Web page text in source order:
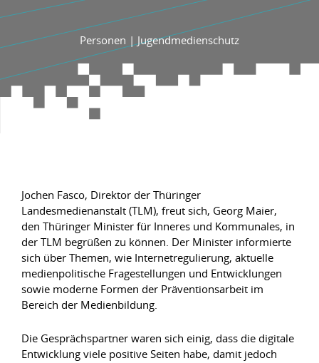
Personen |Jugendmedienschutz
Jochen Fasco, Direktor der Thüringer
Landesmedienanstalt (TLM), freut sich, Georg Maier,
den Thüringer Minister für Inneres und Kommunales, in
der TLM begrüßen zu können. Der Minister informierte
sich über Themen, wie Internetregulierung, aktuelle
medienpolitische Fragestellungen und Entwicklungen
sowie moderne Formen der Präventionsarbeit im
Bereich der Medienbildung.
Die Gesprächspartner waren sich einig, dass die digitale
Entwicklung viele positive Seiten habe, damit jedoch